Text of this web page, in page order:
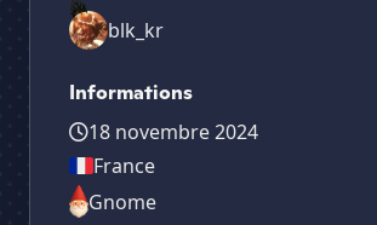
blk_kr
Informations
18 novembre 2024
France
Gnome